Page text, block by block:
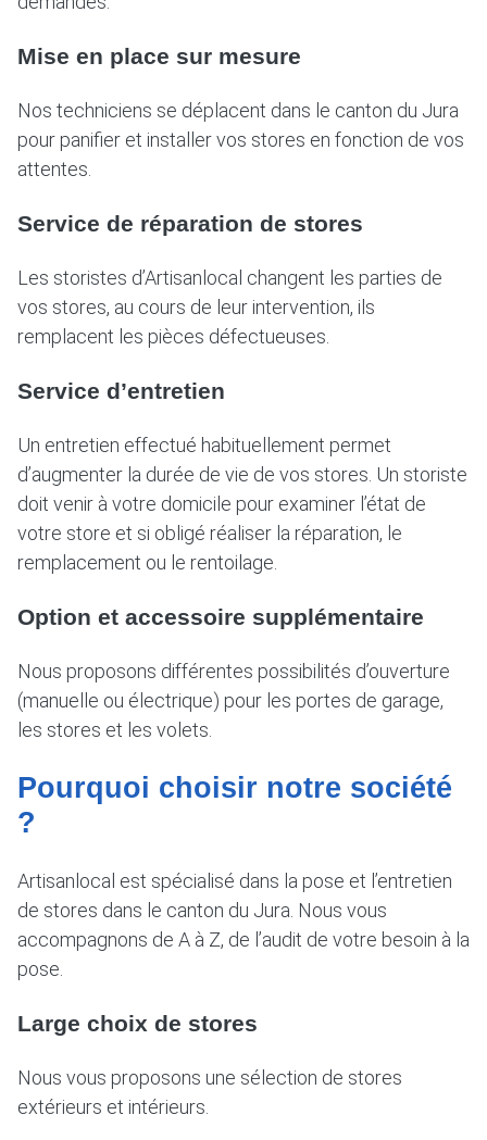
Mise en place sur mesure
Nos techniciens se déplacent dans le canton du Jura
pour panifier et installer vos stores en fonction de vos
attentes.
Service de réparation de stores
Les storistes d’Artisanlocal changent les parties de
vos stores, au cours de leur intervention, ils
remplacent les pièces défectueuses.
Service d’entretien
Un entretien effectué habituellement permet
d’augmenter la durée de vie de vos stores. Un storiste
doit venir à votre domicile pour examiner l’état de
votre store et si obligé réaliser la réparation, le
remplacement ou le rentoilage.
Option et accessoire supplémentaire
Nous proposons différentes possibilités d’ouverture
(manuelle ou électrique) pour les portes de garage,
les stores et les volets.
Pourquoi choisir notre société
?
Artisanlocal est spécialisé dans la pose et l’entretien
de stores dans le canton du Jura. Nous vous
accompagnons de A à Z, de l’audit de votre besoin à la
pose.
Large choix de stores
Nous vous proposons une sélection de stores
extérieurs et intérieurs.